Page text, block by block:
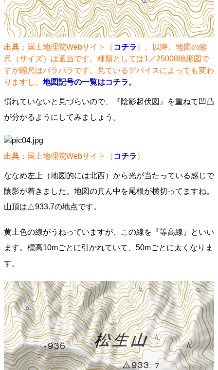
出典：国土地理院Webサイト（ コチラ ）。以降、地図の縮
尺（サイズ）は適当です。種類としては1／25000地形図で
すが縮尺はバラバラです。見ているデバイスによっても変わ
りますし。 地図記号の一覧はコチラ。
慣れていないと見づらいので、『陰影起伏図』を重ねて凹凸
が分かるようにしてみましょう。
出典：国土地理院Webサイト（ コチラ ）
ななめ左上（地図的には北西）から光が当たっている感じで
陰影が着きました。地図の真ん中を尾根が横切ってますね。
山頂は△933.7の地点です。
黄土色の線がうねっていますが、この線を『等高線』といい
ます。標高10mごとに引かれていて、50mごとに太くなりま
す。